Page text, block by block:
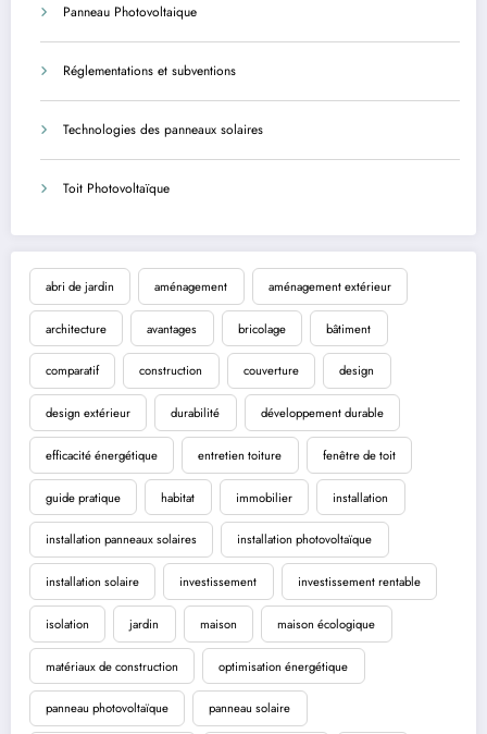
Panneau Photovoltaique
Réglementations et subventions
Technologies des panneaux solaires
Toit Photovoltaïque
abri de jardin aménagement aménagement extérieur
architecture avantages bricolage bâtiment
comparatif construction couverture design
design extérieur durabilité développement durable
efficacité énergétique entretien toiture fenêtre de toit
guide pratique habitat immobilier installation
installation panneaux solaires installation photovoltaïque
installation solaire investissement investissement rentable
isolation jardin maison maison écologique
matériaux de construction optimisation énergétique
panneau photovoltaïque panneau solaire